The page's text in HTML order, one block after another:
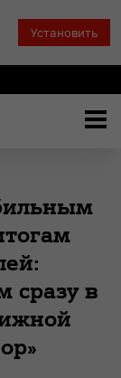
Установить
сразу в